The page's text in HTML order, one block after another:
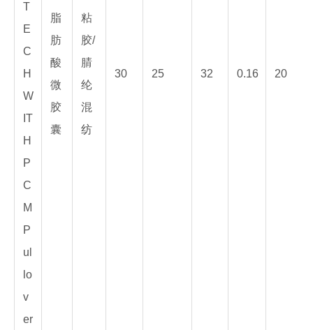
T
E
C
H
W
IT
H
P
C
M
P
ul
lo
v
er
脂
肪
酸
微
胶
囊
粘
胶/
腈
纶
混
纺
30 25 32 0.16 20